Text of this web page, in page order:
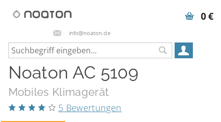
info@noaton.de
0 €
Noaton AC 5109
Mobiles Klimagerät
5 Bewertungen